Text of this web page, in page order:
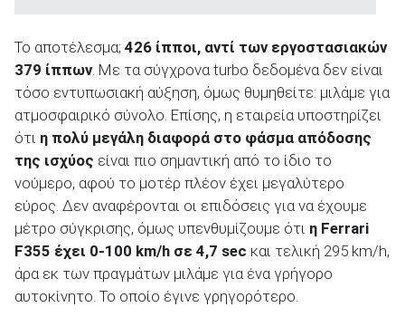
Το αποτέλεσμα; 426 ίπποι, αντί των εργοστασιακών
379 ίππων. Με τα σύγχρονα turbo δεδομένα δεν είναι
τόσο εντυπωσιακή αύξηση, όμως θυμηθείτε: μιλάμε για
ατμοσφαιρικό σύνολο. Επίσης, η εταιρεία υποστηρίζει
ότι η πολύ μεγάλη διαφορά στο φάσμα απόδοσης
της ισχύος είναι πιο σημαντική από το ίδιο το
νούμερο, αφού το μοτέρ πλέον έχει μεγαλύτερο
εύρος. Δεν αναφέρονται οι επιδόσεις για να έχουμε
μέτρο σύγκρισης, όμως υπενθυμίζουμε ότι η Ferrari
F355 έχει 0-100 km/h σε 4,7 sec και τελική 295 km/h,
άρα εκ των πραγμάτων μιλάμε για ένα γρήγορο
αυτοκίνητο. Το οποίο έγινε γρηγορότερο.